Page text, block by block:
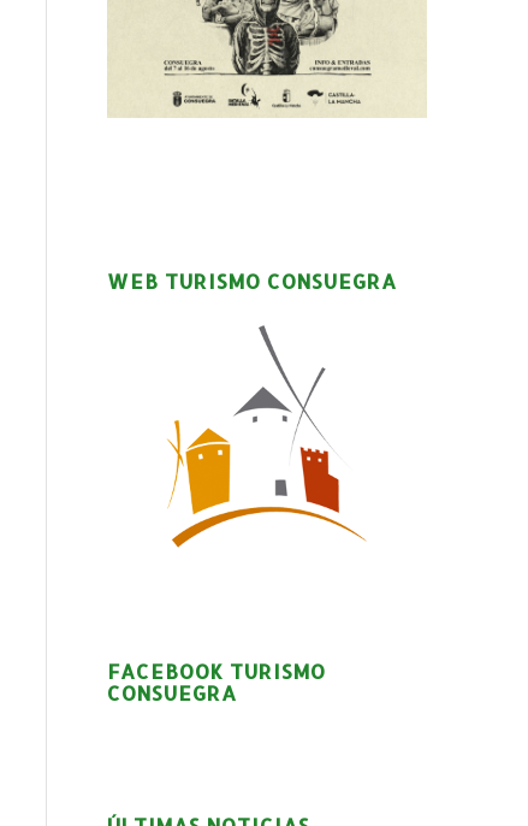
WEB TURISMO CONSUEGRA
FACEBOOK TURISMO
CONSUEGRA